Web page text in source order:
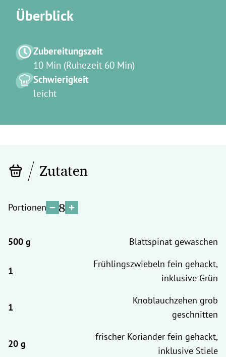
Überblick
Zubereitungszeit
10 Min (Ruhezeit 60 Min)
Schwierigkeit
leicht
Zutaten
Portionen 8
Blattspinat gewaschen
Frühlingszwiebeln fein gehackt,
inklusive Grün
Knoblauchzehen grob
geschnitten
frischer Koriander fein gehackt,
inklusive Stiele